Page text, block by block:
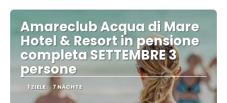
Amareclub Acqua di Mare
Hotel & Resort in pensione
completa SETTEMBRE 3
persone
1 ZIELE 7 NÄCHTE